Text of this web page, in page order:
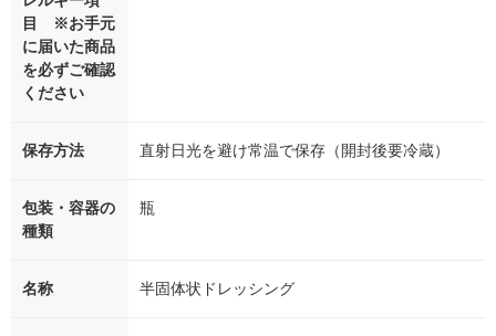
目 ※お手元
に届いた商品
を必ずご確認
ください
保存方法 直射日光を避け常温で保存（開封後要冷蔵）
包装・容器の
種類
瓶
名称 半固体状ドレッシング